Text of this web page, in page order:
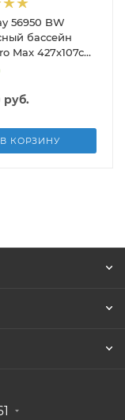
56950 BW
бассейн
Max 427х107см,
фил.-насос
руб.
В КОРЗИНУ